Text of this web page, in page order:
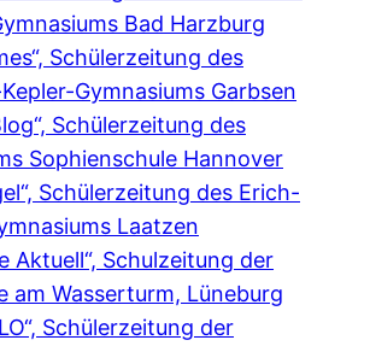
Bad Harzburg
Schülerzeitung des
Gymnasiums Garbsen
Schülerzeitung des
Sophienschule Hannover
Schülerzeitung des Erich-
Laatzen
Aktuell“, Schulzeitung der
am Wasserturm, Lüneburg
Schülerzeitung der